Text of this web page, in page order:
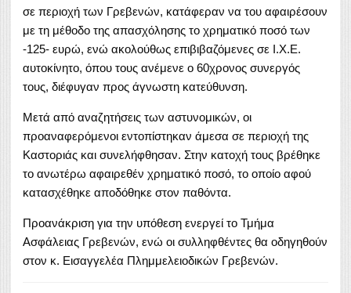
σε περιοχή των Γρεβενών, κατάφεραν να του αφαιρέσουν
με τη μέθοδο της απασχόλησης το χρηματικό ποσό των
-125- ευρώ, ενώ ακολούθως επιβιβαζόμενες σε Ι.Χ.Ε.
αυτοκίνητο, όπου τους ανέμενε ο 60χρονος συνεργός
τους, διέφυγαν προς άγνωστη κατεύθυνση.
Μετά από αναζητήσεις των αστυνομικών, οι
προαναφερόμενοι εντοπίστηκαν άμεσα σε περιοχή της
Καστοριάς και συνελήφθησαν. Στην κατοχή τους βρέθηκε
το ανωτέρω αφαιρεθέν χρηματικό ποσό, το οποίο αφού
κατασχέθηκε αποδόθηκε στον παθόντα.
Προανάκριση για την υπόθεση ενεργεί το Τμήμα
Ασφάλειας Γρεβενών, ενώ οι συλληφθέντες θα οδηγηθούν
στον κ. Εισαγγελέα Πλημμελειοδικών Γρεβενών.